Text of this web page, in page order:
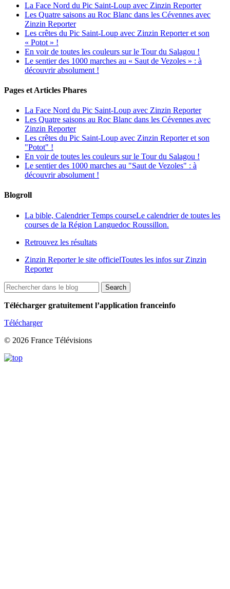
La Face Nord du Pic Saint-Loup avec Zinzin Reporter
Les Quatre saisons au Roc Blanc dans les Cévennes avec
Zinzin Reporter
Les crêtes du Pic Saint-Loup avec Zinzin Reporter et son
« Potot » !
En voir de toutes les couleurs sur le Tour du Salagou !
Le sentier des 1000 marches au « Saut de Vezoles » : à
découvrir absolument !
Pages et Articles Phares
La Face Nord du Pic Saint-Loup avec Zinzin Reporter
Les Quatre saisons au Roc Blanc dans les Cévennes avec
Zinzin Reporter
Les crêtes du Pic Saint-Loup avec Zinzin Reporter et son
"Potot" !
En voir de toutes les couleurs sur le Tour du Salagou !
Le sentier des 1000 marches au "Saut de Vezoles" : à
découvrir absolument !
Blogroll
La bible, Calendrier Temps courseLe calendrier de toutes les
courses de la Région Languedoc Roussillon.
Retrouvez les résultats
Zinzin Reporter le site officielToutes les infos sur Zinzin
Reporter
Télécharger gratuitement l’application franceinfo
Télécharger
© 2026 France Télévisions